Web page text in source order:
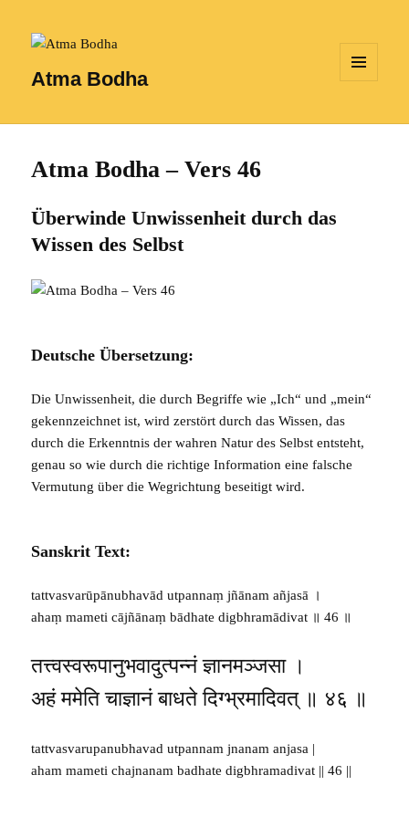
Atma Bodha
Atma Bodha – Vers 46
Überwinde Unwissenheit durch das
Wissen des Selbst
Deutsche Übersetzung:
Die Unwissenheit, die durch Begriffe wie „Ich“ und „mein“
gekennzeichnet ist, wird zerstört durch das Wissen, das
durch die Erkenntnis der wahren Natur des Selbst entsteht,
genau so wie durch die richtige Information eine falsche
Vermutung über die Wegrichtung beseitigt wird.
Sanskrit Text:
tattvasvarūpānubhavād utpannaṃ jñānam añjasā ।
ahaṃ mameti cājñānaṃ bādhate digbhramādivat ॥ 46 ॥
तत्त्वस्वरूपानुभवादुत्पन्नं ज्ञानमञ्जसा ।
अहं ममेति चाज्ञानं बाधते दिग्भ्रमादिवत् ॥ ४६ ॥
tattvasvarupanubhavad utpannam jnanam anjasa |
aham mameti chajnanam badhate digbhramadivat || 46 ||